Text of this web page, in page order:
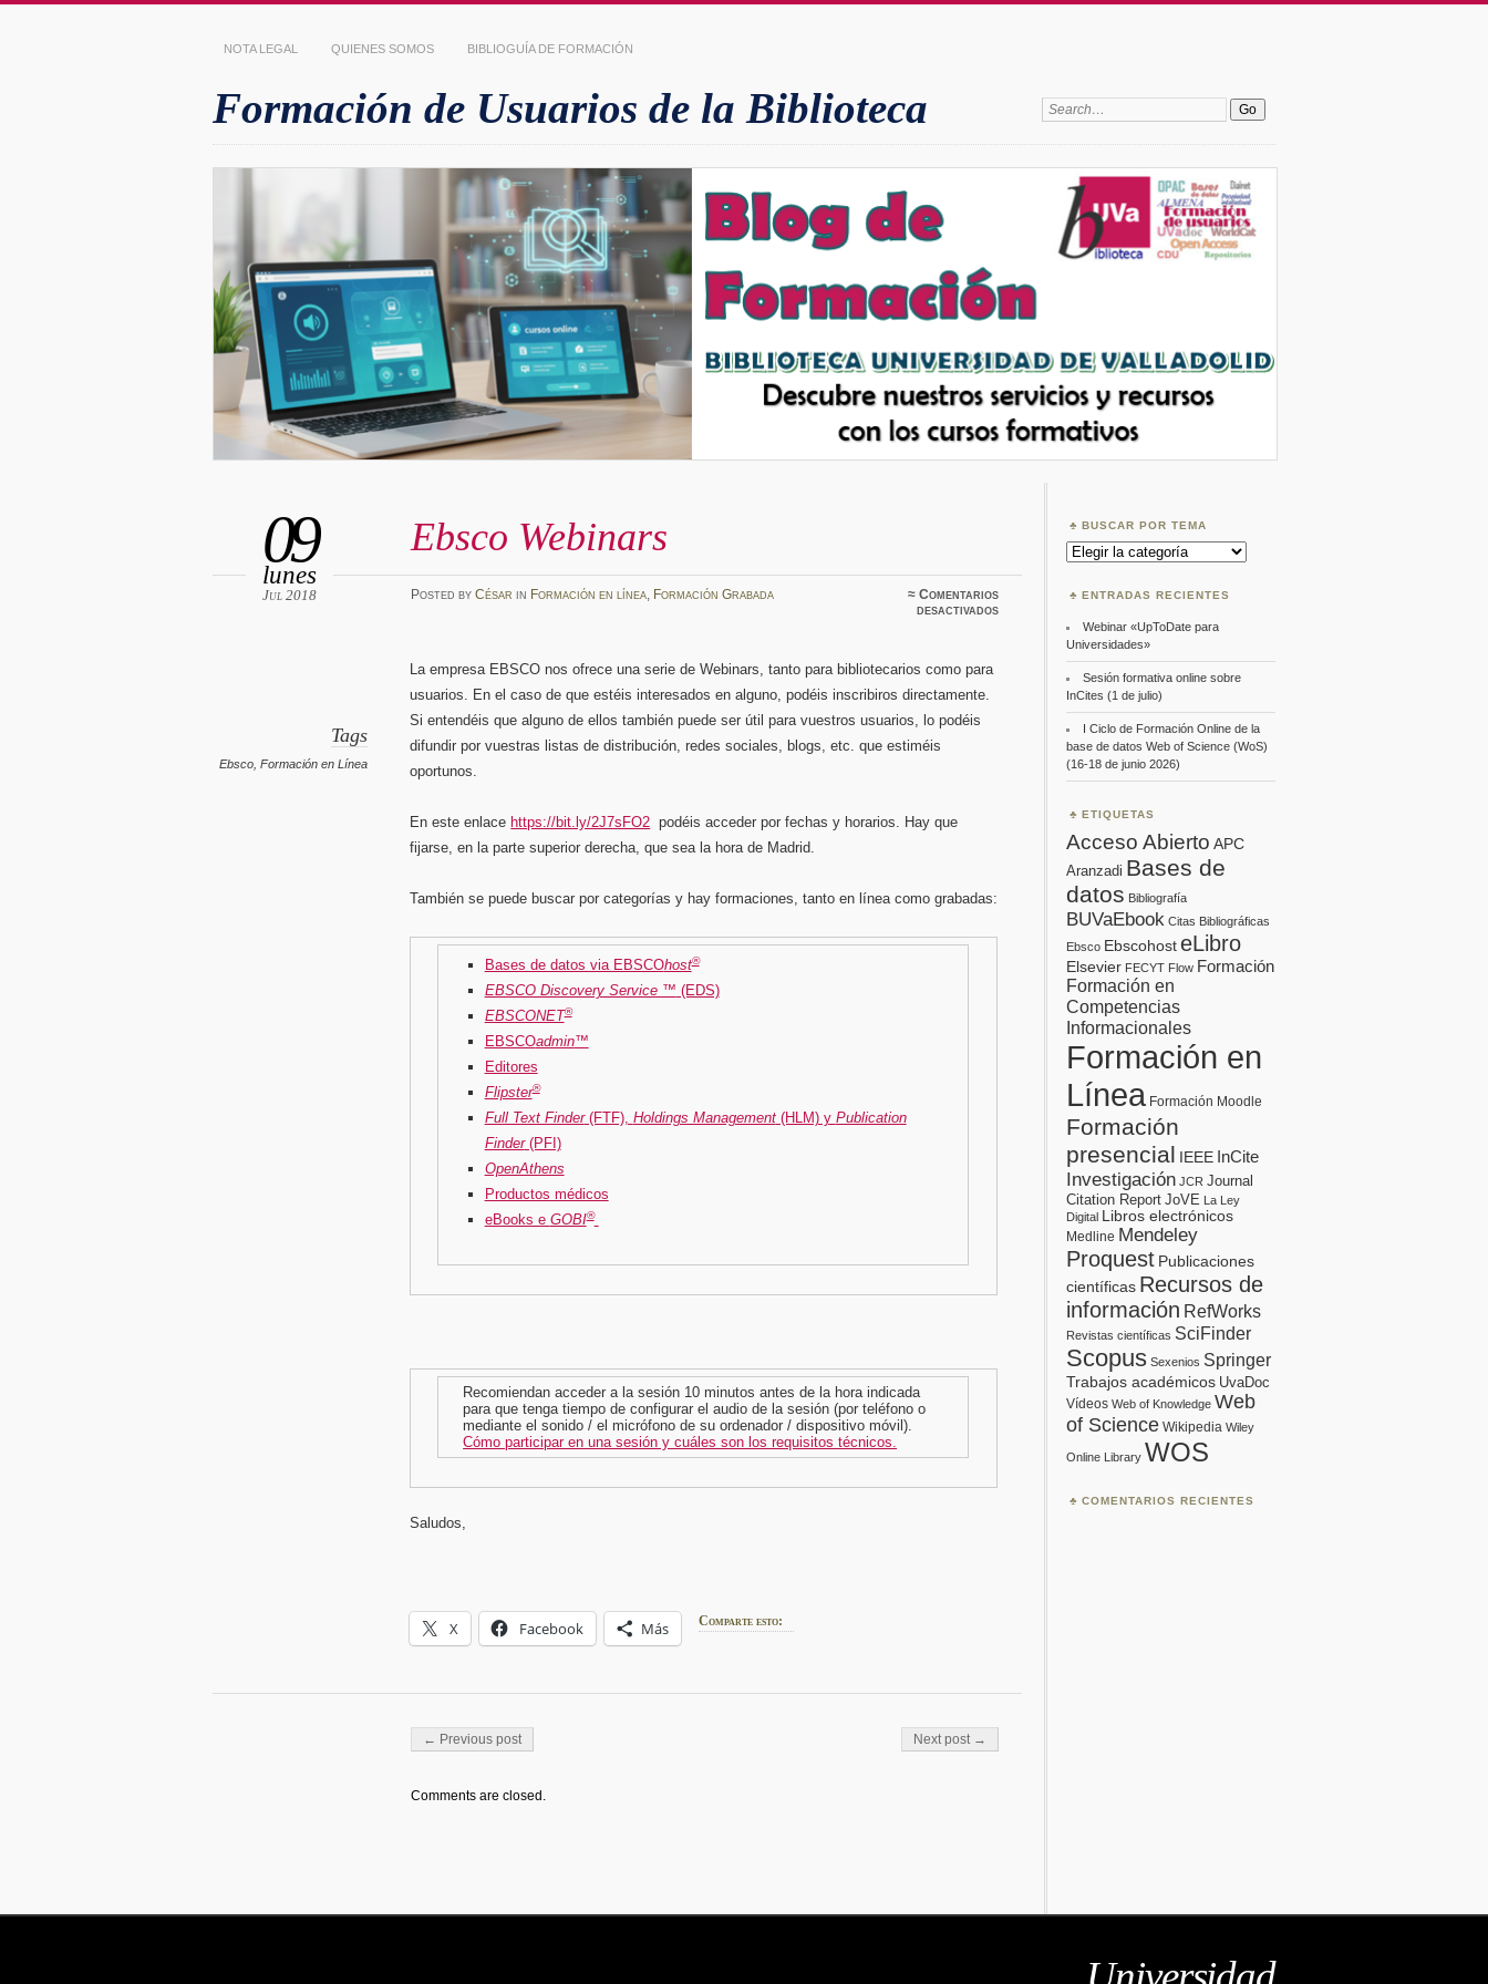
NOTA LEGAL QUIENES SOMOS BIBLIOGUÍA DE FORMACIÓN
Formación de Usuarios de la Biblioteca Search:
Ebsco Webinars
09
lunes
Jul 2018 Posted by César in Formación en línea, Formación Grabada ≈Comentarios
desactivadosen
Tags
Ebsco ,Formación en Línea
La empresa EBSCO nos ofrece una serie de Webinars, tanto para bibliotecarios como para
usuarios. En el caso de que estéis interesados en alguno, podéis inscribiros directamente.
Si entendéis que alguno de ellos también puede ser útil para vuestros usuarios, lo podéis
difundir por vuestras listas de distribución, redes sociales, blogs, etc. que estiméis
oportunos.
En este enlace https://bit.ly/2J7sFO2 podéis acceder por fechas y horarios. Hay que
fijarse, en la parte superior derecha, que sea la hora de Madrid.
También se puede buscar por categorías y hay formaciones, tanto en línea como grabadas:
Bases de datos via EBSCOhost®
EBSCO Discovery Service ™ (EDS)
EBSCONET®
EBSCOadmin™
Editores
Flipster®
Full Text Finder(FTF), Holdings Management(HLM) y Publication
Finder(PFI)
OpenAthens
Productos médicos
eBooks e GOBI®
Recomiendan acceder a la sesión 10 minutos antes de la hora indicada
para que tenga tiempo de configurar el audio de la sesión (por teléfono o
mediante el sonido / el micrófono de su ordenador / dispositivo móvil).
Cómo participar en una sesión y cuáles son los requisitos técnicos.
Saludos,
Comparte esto:
X Facebook Más
Post navigation
← Previous post Next post →
Comments are closed.
BUSCAR POR TEMA
Buscar
por
ENTRADAS RECIENTES
Webinar «UpToDate para
Universidades»
Sesión formativa online sobre
InCites (1 de julio)
I Ciclo de Formación Online de la
base de datos Web of Science (WoS)
(16-18 de junio 2026)
ETIQUETAS
Acceso Abierto APC
Aranzadi Bases de
datos Bibliografía
BUVaEbook Citas Bibliográficas
Ebsco EbscohosteLibro
Elsevier FECYT Flow Formación
Formación en
Competencias
Informacionales
Formación en
Línea Formación Moodle
Formación
presencial IEEE InCite
Investigación JCR Journal
Citation Report JoVE La Ley
Digital Libros electrónicos
Medline Mendeley
Proquest Publicaciones
científicas Recursos de
información RefWorks
Revistas científicas SciFinder
Scopus Sexenios Springer
Trabajos académicos UvaDoc
Vídeos Web of Knowledge Web
of Science Wikipedia Wiley
Online Library WOS
COMENTARIOS RECIENTES